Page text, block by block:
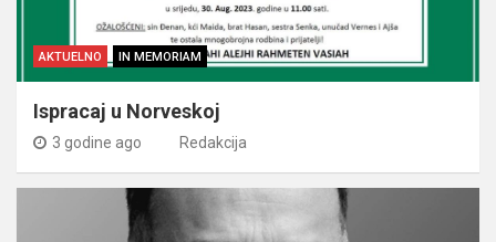
AKTUELNO IN MEMORIAM
Ispracaj u Norveskoj
3 godine ago Redakcija